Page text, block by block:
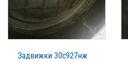
Задвижки 30с927нж